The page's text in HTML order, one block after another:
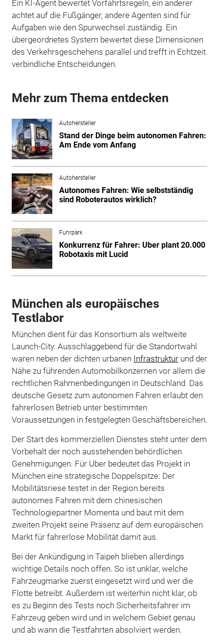
Ein KI-Agent bewertet Vorfahrtsregeln, ein anderer
achtet auf die Fußgänger, andere Agenten sind für
Aufgaben wie den Spurwechsel zuständig. Ein
übergeordnetes System bewertet diese Dimensionen
des Verkehrsgeschehens parallel und trefft in Echtzeit
verbindliche Entscheidungen.
Mehr zum Thema entdecken
Autohersteller
Stand der Dinge beim autonomen Fahren:
Am Ende vom Anfang
Autohersteller
Autonomes Fahren: Wie selbstständig
sind Roboterautos wirklich?
Fuhrpark
Konkurrenz für Fahrer: Uber plant 20.000
Robotaxis mit Lucid
München als europäisches
Testlabor
München dient für das Konsortium als weltweite
Launch-City. Ausschlaggebend für die Standortwahl
waren neben der dichten urbanen Infrastrukturund der
Nähe zu führenden Automobilkonzernen vor allem die
rechtlichen Rahmenbedingungen in Deutschland. Das
deutsche Gesetz zum autonomen Fahren erlaubt den
fahrerlosen Betrieb unter bestimmten
Voraussetzungen in festgelegten Geschäftsbereichen.
Der Start des kommerziellen Dienstes steht unter dem
Vorbehalt der noch ausstehenden behördlichen
Genehmigungen. Für Uber bedeutet das Projekt in
München eine strategische Doppelspitze: Der
Mobilitätsriese testet in der Region bereits
autonomes Fahren mit dem chinesischen
Technologiepartner Momenta und baut mit dem
zweiten Projekt seine Präsenz auf dem europäischen
Markt für fahrerlose Mobilität damit aus.
Bei der Ankündigung in Taipeh blieben allerdings
wichtige Details noch offen. So ist unklar, welche
Fahrzeugmarke zuerst eingesetzt wird und wer die
Flotte betreibt. Außerdem ist weiterhin nicht klar, ob
es zu Beginn des Tests noch Sicherheitsfahrer im
Fahrzeug geben wird und in welchem Gebiet genau
und ab wann die Testfahrten absolviert werden.